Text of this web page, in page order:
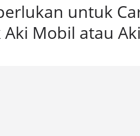
untuk
Mobil atau